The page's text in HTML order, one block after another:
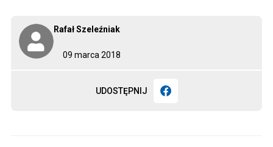
09 marca 2018
Rafał Szeleźniak
UDOSTĘPNIJ